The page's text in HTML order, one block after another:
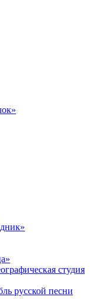
студия
русской песни